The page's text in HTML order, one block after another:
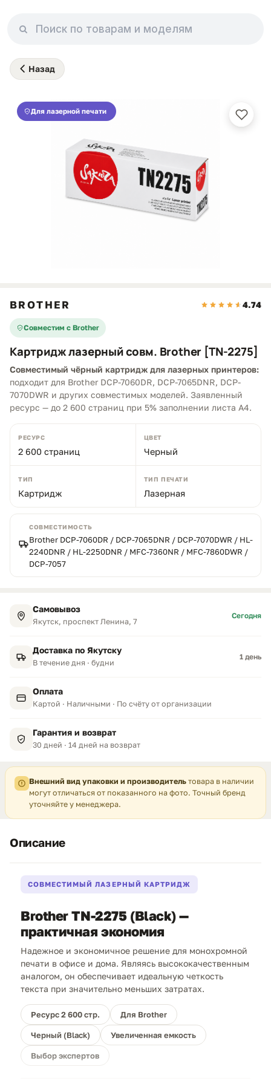
Назад
Для лазерной печати
BROTHER 4.74
Совместим с Brother
Картридж лазерный совм. Brother [TN-2275]
Совместимый чёрный картридж для лазерных принтеров:
подходит для Brother DCP-7060DR, DCP-7065DNR, DCP-
7070DWR и других совместимых моделей. Заявленный
ресурс — до 2 600 страниц при 5% заполнении листа A4.
РЕСУРС
2 600 страниц
ЦВЕТ
Черный
ТИП
Картридж
ТИП ПЕЧАТИ
Лазерная
СОВМЕСТИМОСТЬ
Brother DCP-7060DR / DCP-7065DNR / DCP-7070DWR / HL-
2240DNR / HL-2250DNR / MFC-7360NR / MFC-7860DWR /
DCP-7057
Самовывоз
Якутск, проспект Ленина, 7
Сегодня
Доставка по Якутску
В течение дня · будни
1 день
Оплата
Картой · Наличными · По счёту от организации
Гарантия и возврат
30 дней · 14 дней на возврат
Внешний вид упаковки и производитель товара в наличии
могут отличаться от показанного на фото. Точный бренд
уточняйте у менеджера.
Описание
СОВМЕСТИМЫЙ ЛАЗЕРНЫЙ КАРТРИДЖ
Brother TN-2275 (Black) —
практичная экономия
Надежное и экономичное решение для монохромной
печати в офисе и дома. Являясь высококачественным
аналогом, он обеспечивает идеальную четкость
текста при значительно меньших затратах.
Ресурс 2 600 стр. Для Brother
Черный (Black) Увеличенная емкость
Выбор экспертов